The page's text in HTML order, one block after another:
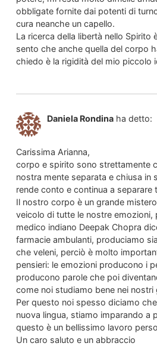
obbligate fornite dai potenti di
cura neanche un capello.
La ricerca della libertà nello Spirito
sento che anche quella del corpo
chiedo è la rigidità del mio piccolo
Daniela Rondina ha detto:
Carissima Arianna,
corpo e spirito sono strettamente
nostra mente separata e chiusa in
rende conto e continua a separare
Il nostro corpo è un grande
veicolo di tutte le nostre emozioni,
medico indiano Deepak Chopra
farmacie ambulanti, produciamo
che veleni, perciò è molto
pensieri: le emozioni producono i
producono parole che poi
come noi studiamo bene nei nostri
Per questo noi spesso diciamo
nuova lingua, stiamo imparando a
questo è un bellissimo lavoro
Un caro saluto e un abbraccio